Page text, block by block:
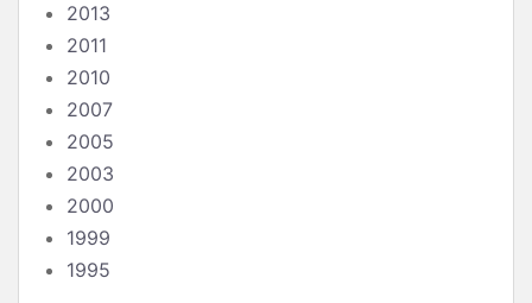
2013
2011
2010
2007
2005
2003
2000
1999
1995